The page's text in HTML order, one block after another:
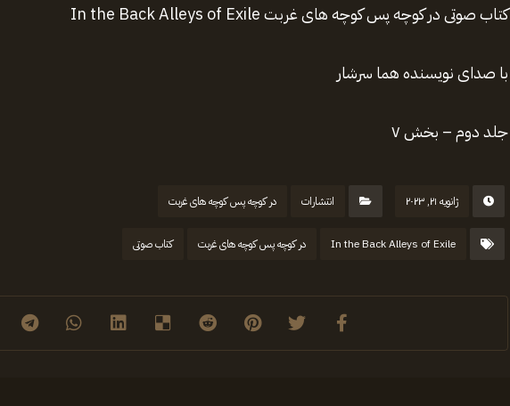
کتاب صوتی در کوچه پس کوچه های غربت In the Back Alleys of Exile
با صدای نویسنده هما سرشار
جلد دوم – بخش ۷
ژانویه ۲۱, ۲۰۲۳ انتشارات در کوچه پس کوچه های غربت
In the Back Alleys of Exile در کوچه پس کوچه های غربت کتاب صوتی